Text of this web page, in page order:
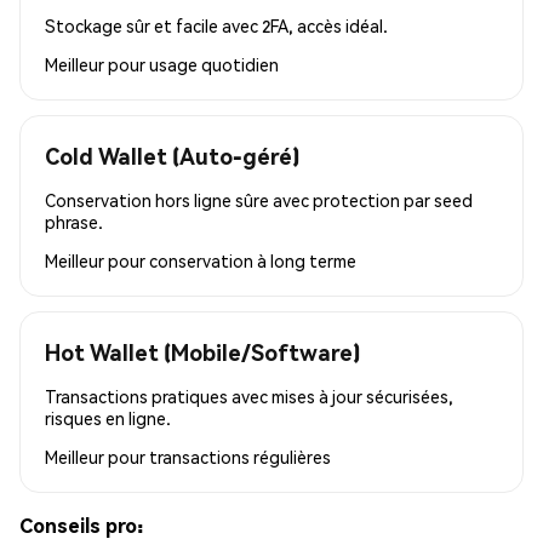
Stockage sûr et facile avec 2FA, accès idéal.
Meilleur pourusage quotidien
Cold Wallet (Auto-géré)
Conservation hors ligne sûre avec protection par seed
phrase.
Meilleur pourconservation à long terme
Hot Wallet (Mobile/Software)
Transactions pratiques avec mises à jour sécurisées,
risques en ligne.
Meilleur pour transactions régulières
Conseils pro: